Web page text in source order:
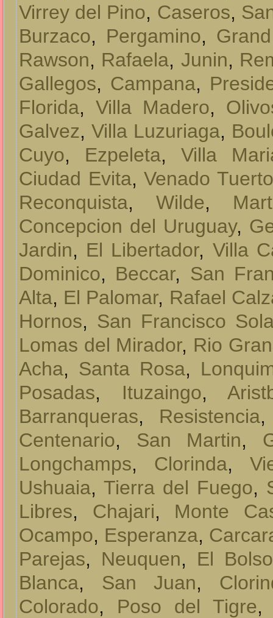
Virrey del Pino, Caseros,
Burzaco, Pergamino,
Rawson, Rafaela, Junin,
Gallegos, Campana,
Florida, Villa Madero,
Galvez,Villa Luzuriaga,
Cuyo, Ezpeleta,Villa
Ciudad Evita, Venado Tuerto
Reconquista, Wilde,
Concepcion del Uruguay,
Jardin, El Libertador, Villa
Dominico, Beccar, San
Alta, El Palomar, Rafael
Hornos, San Francisco
Lomas del Mirador, Rio
Acha, Santa Rosa,
Posadas, Ituzaingo,
Barranqueras, Resistencia
Centenario, San Martin,
Longchamps, Clorinda,
Ushuaia, Tierra del Fuego,
Libres, Chajari, Monte
Ocampo, Esperanza,
Parejas, Neuquen, El
Blanca, San Juan,
Colorado, Poso del Tigre